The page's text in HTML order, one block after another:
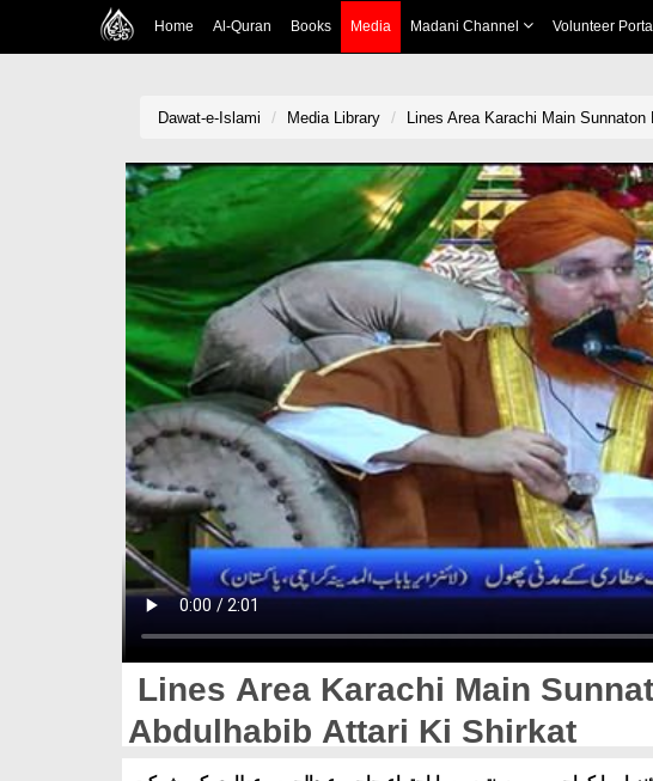
Home Al-Quran Books Media Madani Channel Volunteer Portal
Dawat-e-Islami Media Library Lines Area Karachi Main
Lines Area Karachi Main
Abdulhabib Attari Ki Shirkat